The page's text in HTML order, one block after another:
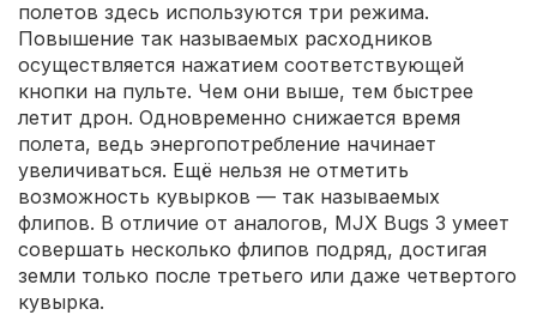
полетов здесь используются три режима.
Повышение так называемых расходников
осуществляется нажатием соответствующей
кнопки на пульте. Чем они выше, тем быстрее
летит дрон. Одновременно снижается время
полета, ведь энергопотребление начинает
увеличиваться. Ещё нельзя не отметить
возможность кувырков — так называемых
флипов. В отличие от аналогов, MJX Bugs 3 умеет
совершать несколько флипов подряд, достигая
земли только после третьего или даже четвертого
кувырка.